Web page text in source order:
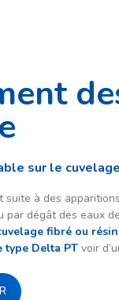
sur le cuvelage
suite à des
par dégât des eaux
fibré ou
type Delta PT voir